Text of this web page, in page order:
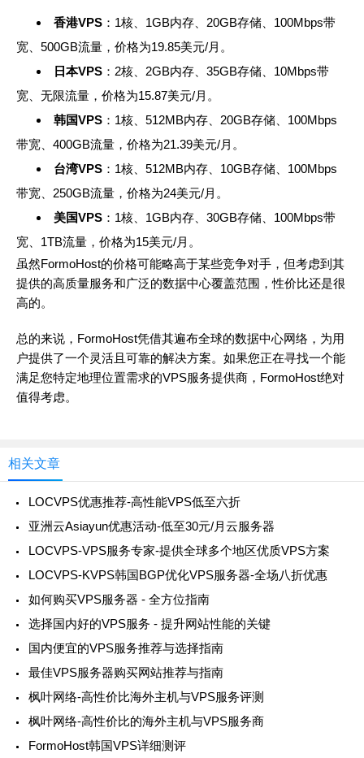
香港VPS ：1核、1GB内存、20GB存储、100Mbps带
宽、500GB流量，价格为19.85美元/月。
日本VPS ：2核、2GB内存、35GB存储、10Mbps带
宽、无限流量，价格为15.87美元/月。
韩国VPS ：1核、512MB内存、20GB存储、100Mbps
带宽、400GB流量，价格为21.39美元/月。
台湾VPS ：1核、512MB内存、10GB存储、100Mbps
带宽、250GB流量，价格为24美元/月。
美国VPS ：1核、1GB内存、30GB存储、100Mbps带
宽、1TB流量，价格为15美元/月。
虽然FormoHost的价格可能略高于某些竞争对手，但考虑到其
提供的高质量服务和广泛的数据中心覆盖范围，性价比还是很
高的。
总的来说，FormoHost凭借其遍布全球的数据中心网络，为用
户提供了一个灵活且可靠的解决方案。如果您正在寻找一个能
满足您特定地理位置需求的VPS服务提供商，FormoHost绝对
值得考虑。
相关文章
LOCVPS优惠推荐-高性能VPS低至六折
亚洲云Asiayun优惠活动-低至30元/月云服务器
LOCVPS-VPS服务专家-提供全球多个地区优质VPS方案
LOCVPS-KVPS韩国BGP优化VPS服务器-全场八折优惠
如何购买VPS服务器 - 全方位指南
选择国内好的VPS服务 - 提升网站性能的关键
国内便宜的VPS服务推荐与选择指南
最佳VPS服务器购买网站推荐与指南
枫叶网络-高性价比海外主机与VPS服务评测
枫叶网络-高性价比的海外主机与VPS服务商
FormoHost韩国VPS详细测评